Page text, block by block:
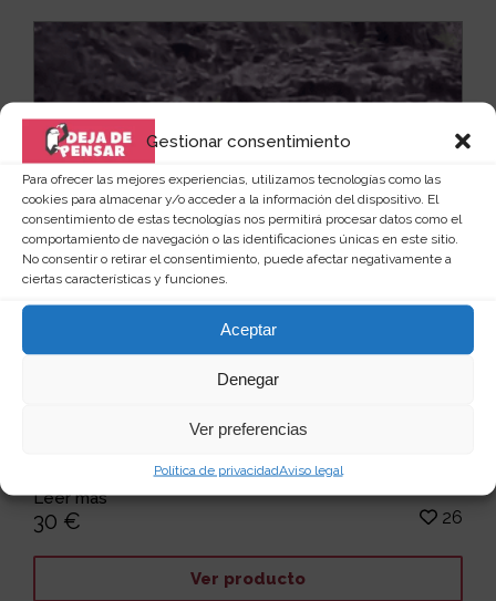
Gestionar consentimiento
Para ofrecer las mejores experiencias, utilizamos tecnologías como las
cookies para almacenar y/o acceder a la información del dispositivo. El
consentimiento de estas tecnologías nos permitirá procesar datos como el
comportamiento de navegación o las identificaciones únicas en este sitio.
No consentir o retirar el consentimiento, puede afectar negativamente a
ciertas características y funciones.
Aceptar
Denegar
Ver preferencias
Política de privacidadAviso legal
les gusta estar siempre gastando bromas y pasar...
Leer más
30 € 26
Ver producto